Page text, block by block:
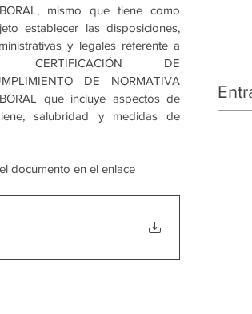
mismo que tiene como
establecer las disposiciones,
y legales referente a
CERTIFICACIÓN DE
DE NORMATIVA
que incluye aspectos de
salubridad y medidas de
documento en el enlace